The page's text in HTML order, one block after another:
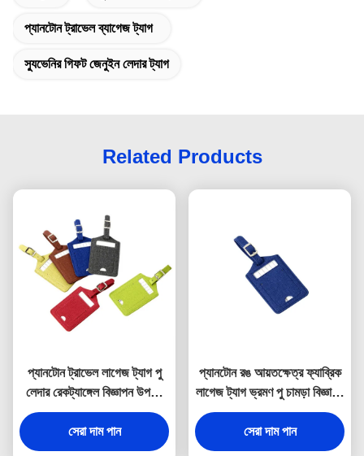
প্যানটোন ট্রাভেল ব্যাগেজ ট্যাগ
স্যুভেনির গিফট জেনুইন লেদার ট্যাগ
Related Products
প্যানটোন ট্রাভেল লাগেজ ট্যাগ পু
লেদার রেকট্যাঙ্গেল বিজ্ঞাপন উপহার
হট স্ট্যাম্পিং লোগো
সেরা দাম পান
প্যানটোন রঙ আয়তক্ষেত্র ফ্যাব্রিক
লাগেজ ট্যাগ ভ্রমণ পু চামড়া বিজ্ঞাপন
উপহার
সেরা দাম পান